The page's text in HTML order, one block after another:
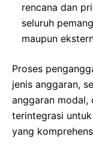
rencana dan
seluruh
maupun
Proses
jenis anggaran,
anggaran modal,
terintegrasi
yang